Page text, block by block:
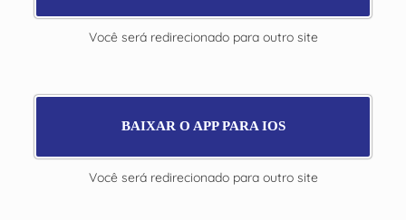
Você será redirecionado para outro site
BAIXAR O APP PARA IOS
Você será redirecionado para outro site